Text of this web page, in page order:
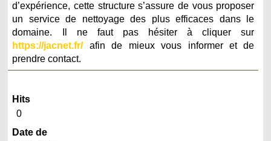
d’expérience, cette structure s’assure de vous proposer
un service de nettoyage des plus efficaces dans le
domaine. Il ne faut pas hésiter à cliquer sur
https://jacnet.fr/afin de mieux vous informer et de
prendre contact.
Hits
0
Date de